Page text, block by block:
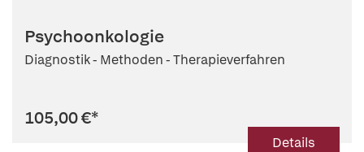
Psychoonkologie
Diagnostik - Methoden - Therapieverfahren
105,00 €*
Details